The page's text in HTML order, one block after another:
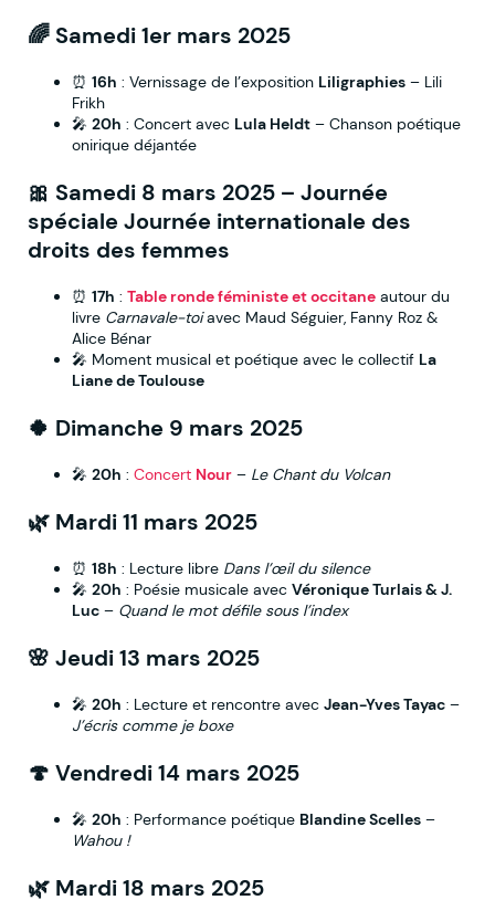
🌈 Samedi 1er mars 2025
⏰ 16h : Vernissage de l’exposition Liligraphies – Lili
Frikh
🎤 20h : Concert avec Lula Heldt – Chanson poétique
onirique déjantée
🎀 Samedi 8 mars 2025 – Journée
spéciale Journée internationale des
droits des femmes
⏰ 17h : Table ronde féministe et occitane autour du
livre Carnavale-toiavec Maud Séguier, Fanny Roz &
Alice Bénar
🎤 Moment musical et poétique avec le collectif La
Liane de Toulouse
🍀 Dimanche 9 mars 2025
🎤 20h : Concert Nour – Le Chant du Volcan
🌿 Mardi 11 mars 2025
⏰ 18h : Lecture libre Dans l’œil du silence
🎤 20h : Poésie musicale avec Véronique Turlais & J.
Luc – Quand le mot défile sous l’index
🌸 Jeudi 13 mars 2025
🎤 20h : Lecture et rencontre avec Jean-Yves Tayac –
J’écris comme je boxe
🍄 Vendredi 14 mars 2025
🎤 20h : Performance poétique Blandine Scelles –
Wahou !
🌿 Mardi 18 mars 2025